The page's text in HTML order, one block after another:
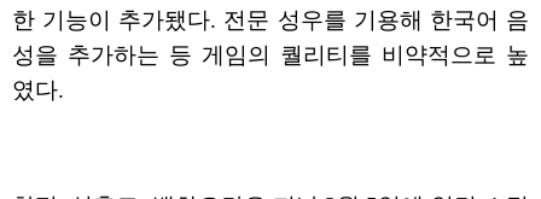
한 기능이 추가됐다. 전문 성우를 기용해 한국어 음
성을 추가하는 등 게임의 퀄리티를 비약적으로 높
였다.